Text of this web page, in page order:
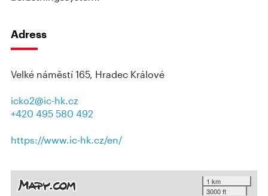
Adress
Velké náměstí 165, Hradec Králové
icko2@ic-hk.cz
+420 495 580 492
https://www.ic-hk.cz/en/
1 km
3000 ft